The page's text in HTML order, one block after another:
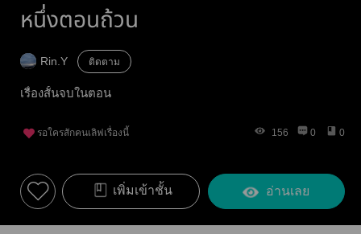
หนึ่งตอนถ้วน
Rin.Y ติดตาม
เรื่องสั้นจบในตอน
รอใครสักคนเลิฟเรื่องนี้ 156 0 0
เพิ่มเข้าชั้น อ่านเลย